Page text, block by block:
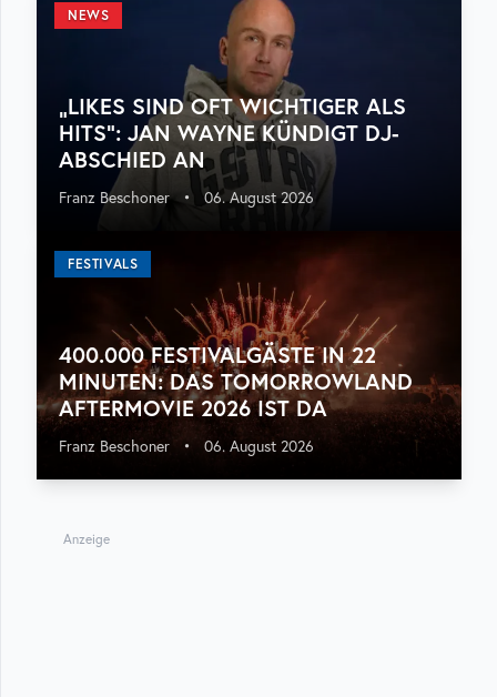
NEWS
„LIKES SIND OFT WICHTIGER ALS
HITS“: JAN WAYNE KÜNDIGT DJ-
ABSCHIED AN
Franz Beschoner • 06. August 2026
FESTIVALS
400.000 FESTIVALGÄSTE IN 22
MINUTEN: DAS TOMORROWLAND
AFTERMOVIE 2026 IST DA
Franz Beschoner • 06. August 2026
Anzeige